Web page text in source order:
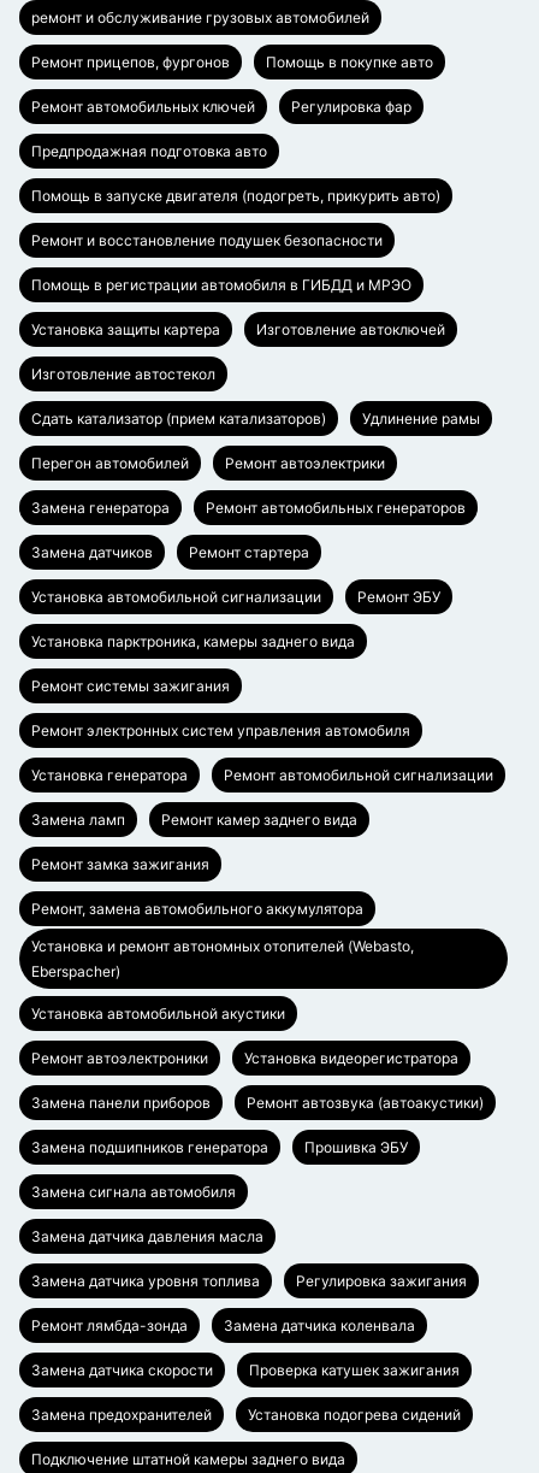
ремонт и обслуживание грузовых автомобилей
Ремонт прицепов, фургонов Помощь в покупке авто
Ремонт автомобильных ключей Регулировка фар
Предпродажная подготовка авто
Помощь в запуске двигателя (подогреть, прикурить авто)
Ремонт и восстановление подушек безопасности
Помощь в регистрации автомобиля в ГИБДД и МРЭО
Установка защиты картера Изготовление автоключей
Изготовление автостекол
Сдать катализатор (прием катализаторов) Удлинение рамы
Перегон автомобилей Ремонт автоэлектрики
Замена генератора Ремонт автомобильных генераторов
Замена датчиков Ремонт стартера
Установка автомобильной сигнализации Ремонт ЭБУ
Установка парктроника, камеры заднего вида
Ремонт системы зажигания
Ремонт электронных систем управления автомобиля
Установка генератора Ремонт автомобильной сигнализации
Замена ламп Ремонт камер заднего вида
Ремонт замка зажигания
Ремонт, замена автомобильного аккумулятора
Установка и ремонт автономных отопителей (Webasto,
Eberspacher)
Установка автомобильной акустики
Ремонт автоэлектроники Установка видеорегистратора
Замена панели приборов Ремонт автозвука (автоакустики)
Замена подшипников генератора Прошивка ЭБУ
Замена сигнала автомобиля
Замена датчика давления масла
Замена датчика уровня топлива Регулировка зажигания
Ремонт лямбда-зонда Замена датчика коленвала
Замена датчика скорости Проверка катушек зажигания
Замена предохранителей Установка подогрева сидений
Подключение штатной камеры заднего вида